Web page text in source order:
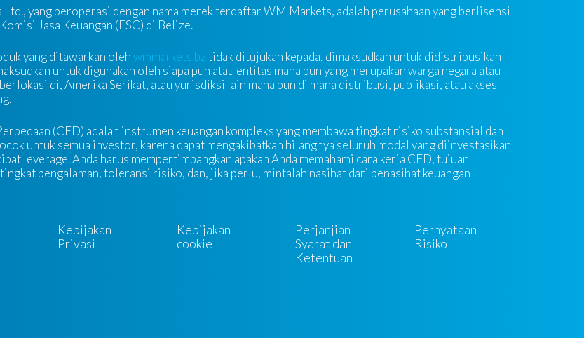
yang beroperasi dengan nama merek terdaftar WM Markets, adalah perusahaan yang berlisensi
Jasa Keuangan (FSC) di Belize.
yang ditawarkan olehwmmarkets.bztidak ditujukan kepada, dimaksudkan untuk didistribusikan
untuk digunakan oleh siapa pun atau entitas mana pun yang merupakan warga negara atau
di, Amerika Serikat, atau yurisdiksi lain mana pun di mana distribusi, publikasi, atau akses
(CFD) adalah instrumen keuangan kompleks yang membawa tingkat risiko substansial dan
untuk semua investor, karena dapat mengakibatkan hilangnya seluruh modal yang diinvestasikan
leverage. Anda harus mempertimbangkan apakah Anda memahami cara kerja CFD, tujuan
pengalaman, toleransi risiko, dan, jika perlu, mintalah nasihat dari penasihat keuangan
Kebijakan
Privasi
Kebijakan
cookie
Perjanjian
Syarat dan
Ketentuan
Pernyataan
Risiko